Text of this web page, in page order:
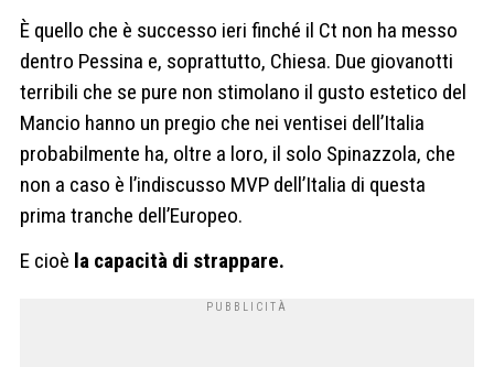
È quello che è successo ieri finché il Ct non ha messo
dentro Pessina e, soprattutto, Chiesa. Due giovanotti
terribili che se pure non stimolano il gusto estetico del
Mancio hanno un pregio che nei ventisei dell’Italia
probabilmente ha, oltre a loro, il solo Spinazzola, che
non a caso è l’indiscusso MVP dell’Italia di questa
prima tranche dell’Europeo.
E cioè la capacità di strappare.